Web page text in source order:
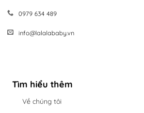
0979 634 489
info@lalalababy.vn
Tìm hiểu thêm
Về chúng tôi